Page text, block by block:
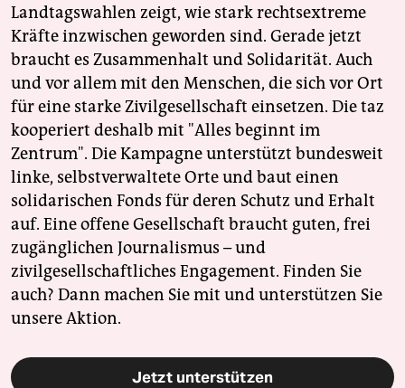
Landtagswahlen zeigt, wie stark rechtsextreme
Kräfte inzwischen geworden sind. Gerade jetzt
braucht es Zusammenhalt und Solidarität. Auch
und vor allem mit den Menschen, die sich vor Ort
für eine starke Zivilgesellschaft einsetzen. Die taz
kooperiert deshalb mit "Alles beginnt im
Zentrum". Die Kampagne unterstützt bundesweit
linke, selbstverwaltete Orte und baut einen
solidarischen Fonds für deren Schutz und Erhalt
auf. Eine offene Gesellschaft braucht guten, frei
zugänglichen Journalismus – und
zivilgesellschaftliches Engagement. Finden Sie
auch? Dann machen Sie mit und unterstützen Sie
unsere Aktion.
Jetzt unterstützen